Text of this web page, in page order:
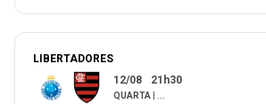
LIBERTADORES
12/08 21h30
QUARTA